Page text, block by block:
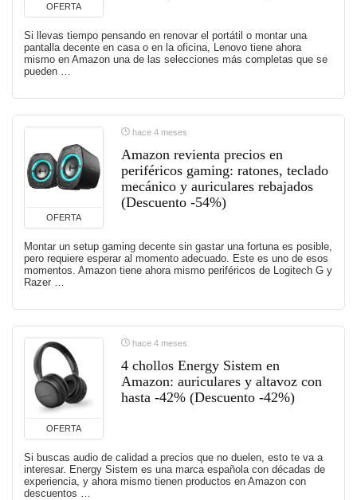
OFERTA
Si llevas tiempo pensando en renovar el portátil o montar una
pantalla decente en casa o en la oficina, Lenovo tiene ahora
mismo en Amazon una de las selecciones más completas que se
pueden …
OFERTA
hace 4 meses
Amazon revienta precios en
periféricos gaming: ratones, teclado
mecánico y auriculares rebajados
(Descuento -54%)
Montar un setup gaming decente sin gastar una fortuna es posible,
pero requiere esperar al momento adecuado. Este es uno de esos
momentos. Amazon tiene ahora mismo periféricos de Logitech G y
Razer …
OFERTA
hace 4 meses
4 chollos Energy Sistem en
Amazon: auriculares y altavoz con
hasta -42% (Descuento -42%)
Si buscas audio de calidad a precios que no duelen, esto te va a
interesar. Energy Sistem es una marca española con décadas de
experiencia, y ahora mismo tienen productos en Amazon con
descuentos …